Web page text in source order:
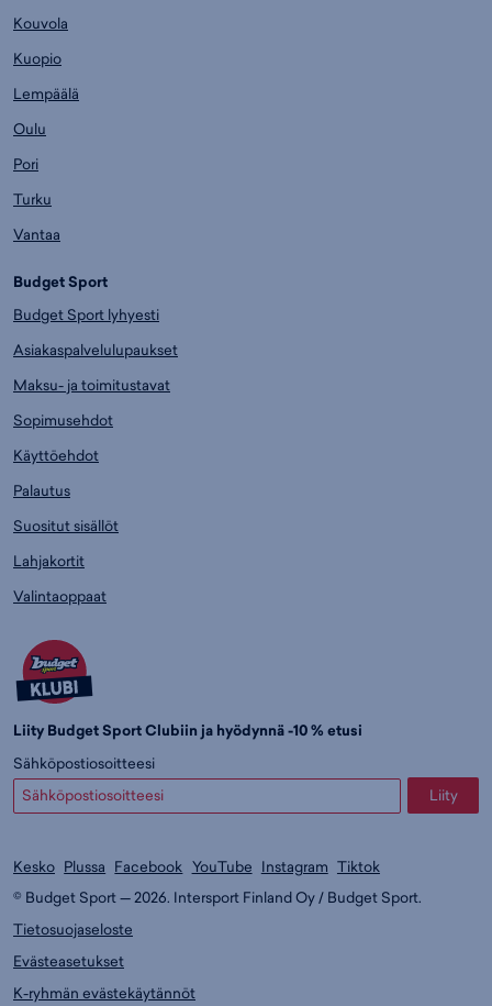
Kouvola
Kuopio
Lempäälä
Oulu
Pori
Turku
Vantaa
Budget Sport
Budget Sport lyhyesti
Asiakaspalvelulupaukset
Maksu- ja toimitustavat
Sopimusehdot
Käyttöehdot
Palautus
Suositut sisällöt
Lahjakortit
Valintaoppaat
Liity Budget Sport Clubiin ja hyödynnä -10 % etusi
Sähköpostiosoitteesi
Liity
Kesko Plussa Facebook YouTube Instagram Tiktok
© Budget Sport — 2026. Intersport Finland Oy / Budget Sport.
Tietosuojaseloste
Evästeasetukset
K-ryhmän evästekäytännöt